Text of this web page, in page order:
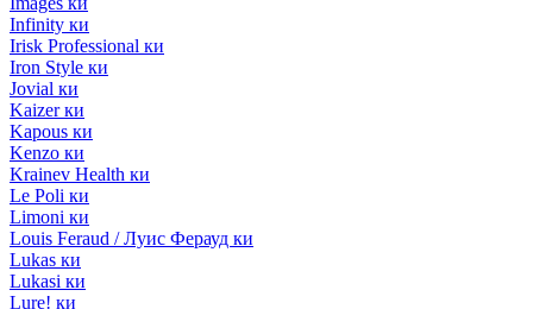
Infinity ки
Irisk Professional ки
Iron Style ки
Jovial ки
Kaizer ки
Kapous ки
Kenzo ки
Krainev Health ки
Le Poli ки
Limoni ки
Louis Feraud / Луис Ферауд ки
Lukas ки
Lukasi ки
Lure! ки